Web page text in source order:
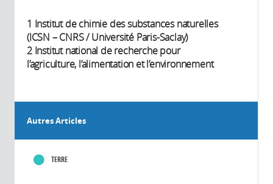
1 Institut de chimie des substances naturelles
(ICSN – CNRS / Université Paris-Saclay)
2 Institut national de recherche pour
l’agriculture, l’alimentation et l’environnement
Autres Articles
TERRE